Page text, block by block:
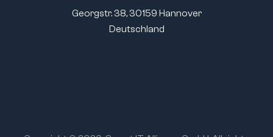
Georgstr. 38, 30159 Hannover
Deutschland